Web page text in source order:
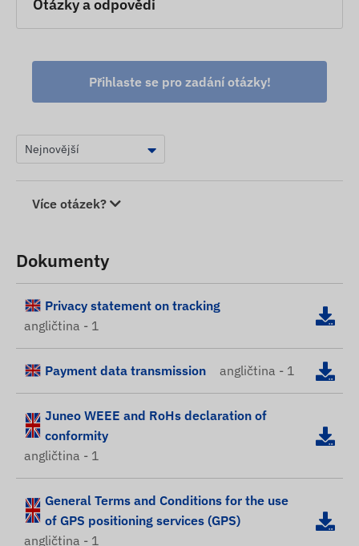
Otázky a odpovědi
Přihlaste se pro zadání otázky!
Více otázek?
Dokumenty
Privacy statement on tracking
angličtina - 1
Payment data transmission angličtina - 1
Juneo WEEE and RoHs declaration of
conformity
angličtina - 1
General Terms and Conditions for the use
of GPS positioning services (GPS)
angličtina - 1